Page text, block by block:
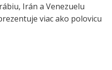
Irán a Venezuelu
viac ako polovicu